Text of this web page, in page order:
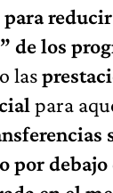
de los
las
para
por debajo